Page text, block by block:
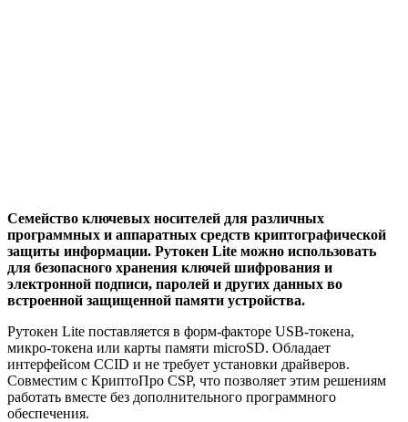
Семейство ключевых носителей для различных
программных и аппаратных средств криптографической
защиты информации. Рутокен Lite можно использовать
для безопасного хранения ключей шифрования и
электронной подписи, паролей и других данных во
встроенной защищенной памяти устройства.
Рутокен Lite поставляется в форм-факторе USB-токена,
микро-токена или карты памяти microSD. Обладает
интерфейсом CCID и не требует установки драйверов.
Совместим с КриптоПро CSP, что позволяет этим решениям
работать вместе без дополнительного программного
обеспечения.